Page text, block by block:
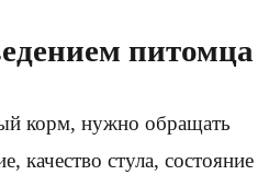
питомца
корм, нужно обращать
качество стула, состояние